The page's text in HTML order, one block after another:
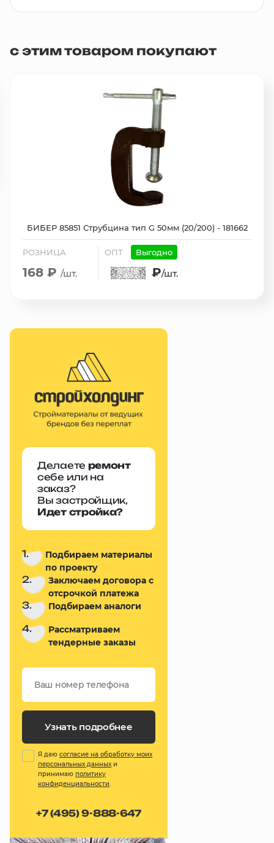
с этим товаром покупают
БИБЕР 85851 Струбцина тип G 50мм (20/200) - 181662
РОЗНИЦА
168 ₽ /шт.
ОПТ Выгодно
₽/шт.
Делаете ремонт
себе или на
заказ?
Вы застройщик,
Идет стройка?
1.
Подбираем материалы
по проекту
2.
Заключаем договора с
отсрочкой платежа
3. Подбираем аналоги
4.
Рассматриваем
тендерные заказы
Узнать подробнее
Я даю согласие на обработку моих
персональных данных и
принимаю политику
конфиденциальности.
+7 (495) 9-888-647